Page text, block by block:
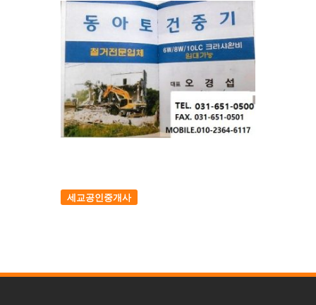
세교공인중개사